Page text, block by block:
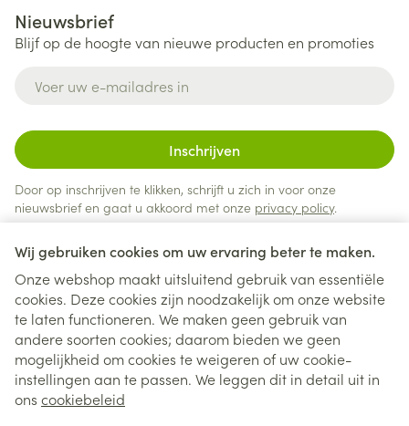
Wij gebruiken cookies om uw ervaring beter te maken.
Onze webshop maakt uitsluitend gebruik van essentiële
cookies. Deze cookies zijn noodzakelijk om onze website
te laten functioneren. We maken geen gebruik van
andere soorten cookies; daarom bieden we geen
mogelijkheid om cookies te weigeren of uw cookie-
instellingen aan te passen. We leggen dit in detail uit in
ons cookiebeleid
Nieuwsbrief
Blijf op de hoogte van nieuwe producten en promoties
Inschrijven
Door op inschrijven te klikken, schrijft u zich in voor onze
nieuwsbrief en gaat u akkoord met onze privacy policy.
Juridische links